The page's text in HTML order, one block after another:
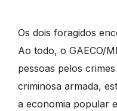
Os dois foragidos
Ao todo, o GAECO/
pessoas pelos
criminosa armada,
a economia popular